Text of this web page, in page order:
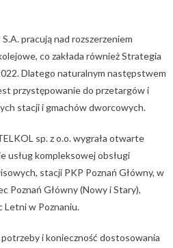
pracują nad rozszerzeniem
co zakłada również Strategia
Dlatego naturalnym następstwem
przystępowanie do przetargów i
stacji i gmachów dworcowych.
sp. z o.o. wygrała otwarte
usług kompleksowej obsługi
stacji PKP Poznań Główny, w
Poznań Główny (Nowy i Stary),
Letni w Poznaniu.
i konieczność dostosowania